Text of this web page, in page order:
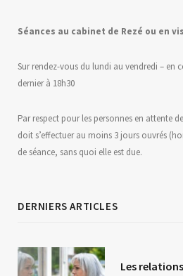
Séances au cabinet de Rezé ou en
Sur rendez-vous du lundi au vendredi – en
dernier à 18h30
Par respect pour les personnes en attente
doit s’effectuer au moins 3 jours ouvrés
de séance, sans quoi elle est due.
DERNIERS ARTICLES